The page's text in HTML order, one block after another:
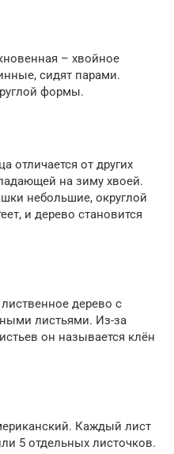
– хвойное
сидят парами.
формы.
отличается от других
на зиму хвоей.
небольшие, округлой
и дерево становится
дерево с
листьями. Из-за
он называется клён
Каждый лист
5 отдельных листочков.